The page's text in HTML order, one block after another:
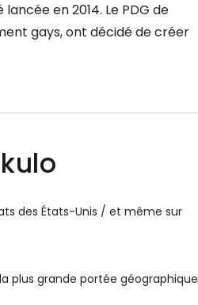
en 2014. Le PDG de
gays, ont décidé de créer
des États-Unis / et même sur
plus grande portée géographique